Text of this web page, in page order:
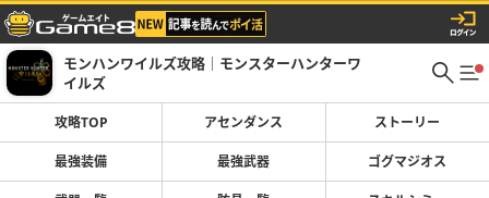
モンハンワイルズ攻略｜モンスターハンターワ
イルズ
攻略TOP アセンダンス ストーリー
最強装備 最強武器 ゴグマジオス